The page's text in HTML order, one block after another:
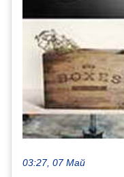
03:27, 07 Май